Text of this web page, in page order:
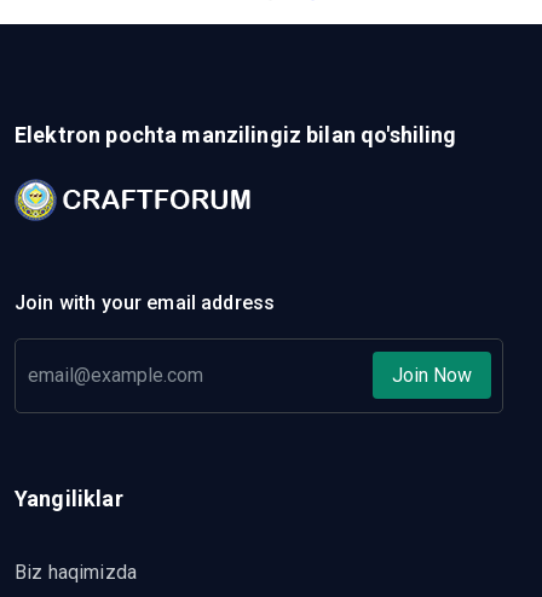
Elektron pochta manzilingiz bilan qo'shiling
Join with your email address
Join Now
Yangiliklar
Biz haqimizda